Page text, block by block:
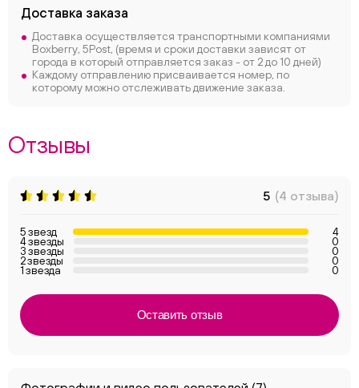
Доставка заказа
Доставка осуществляется транспортными компаниями
Boxberry, 5Post, (время и сроки доставки зависят от
города в который отправляется заказ - от 2 до 10 дней)
Каждому отправлению присваивается номер, по
которому можно отслеживать движение заказа.
Отзывы
5 (4 отзыва)
5 звезд 4
4 звезды 0
3 звезды 0
2 звезды 0
1 звезда 0
Оставить отзыв